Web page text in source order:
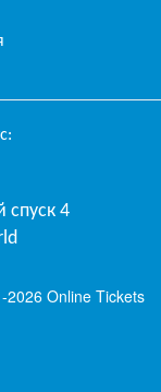
:
спуск 4
2026 Online Tickets